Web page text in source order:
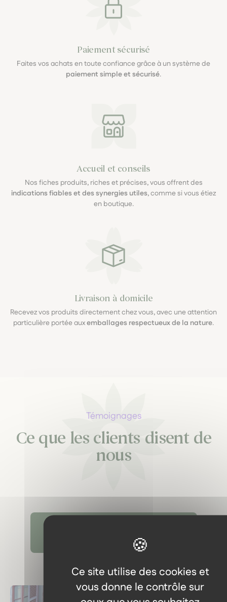
Ce site utilise des cookies et
vous donne le contrôle sur
Paiement sécurisé
Faites vos achats en toute confiance grâce à un système de
paiement simple et sécurisé.
Accueil et conseils
Nos fiches produits, riches et précises, vous offrent des
indications fiables et des synergies utiles, comme si vous étiez
en boutique.
Livraison à domicile
Recevez vos produits directement chez vous, avec une attention
particulière portée auxemballages respectueux de la nature.
Témoignages
Ce que les clients disent de
nous